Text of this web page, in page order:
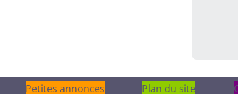
Petites annonces
Plan du site